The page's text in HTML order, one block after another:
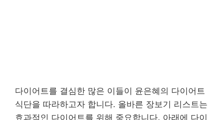
다이어트를 결심한 많은 이들이 윤은혜의 다이어트
식단을 따라하고자 합니다. 올바른 장보기 리스트는
효과적인 다이어트를 위해 중요합니다. 아래에 다이